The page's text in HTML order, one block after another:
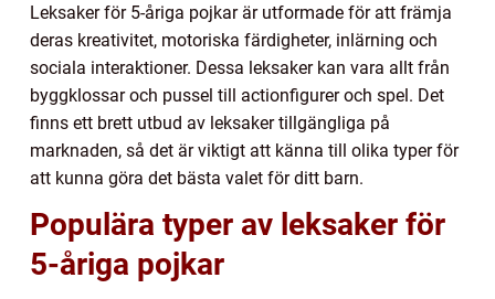
Leksaker för 5-åriga pojkar är utformade för att främja
deras kreativitet, motoriska färdigheter, inlärning och
sociala interaktioner. Dessa leksaker kan vara allt från
byggklossar och pussel till actionfigurer och spel. Det
finns ett brett utbud av leksaker tillgängliga på
marknaden, så det är viktigt att känna till olika typer för
att kunna göra det bästa valet för ditt barn.
Populära typer av leksaker för
5-åriga pojkar